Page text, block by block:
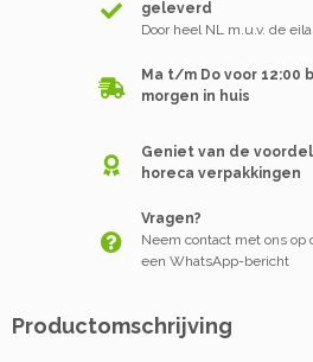
geleverd
Door heel NL m.u.v. de
Ma t/m Do voor 12:00
morgen in huis
Geniet van de
horeca verpakkingen
Vragen?
Neem contact met ons op
een WhatsApp-bericht
Productomschrijving